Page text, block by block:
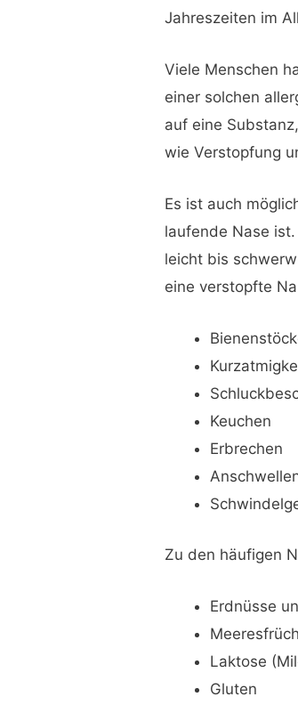
Jahreszeiten im
Viele Menschen
einer solchen
auf eine
wie Verstopfung
Es ist auch
laufende Nase
leicht bis
eine verstopfte
Keuchen
Erbrechen
Zu den häufigen
Erdnüsse
Laktose
Gluten